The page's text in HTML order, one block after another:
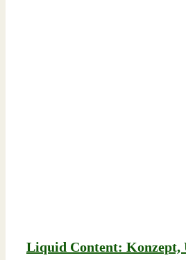
Liquid Content: Konzept,